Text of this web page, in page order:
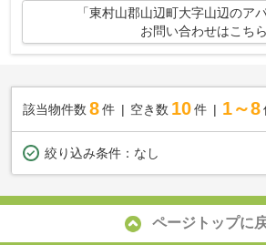
「東村山郡山辺町大字山辺のア
お問い合わせはこちら
該当物件数 8件 空き数 10 件 1～8
絞り込み条件： なし
ページトップに